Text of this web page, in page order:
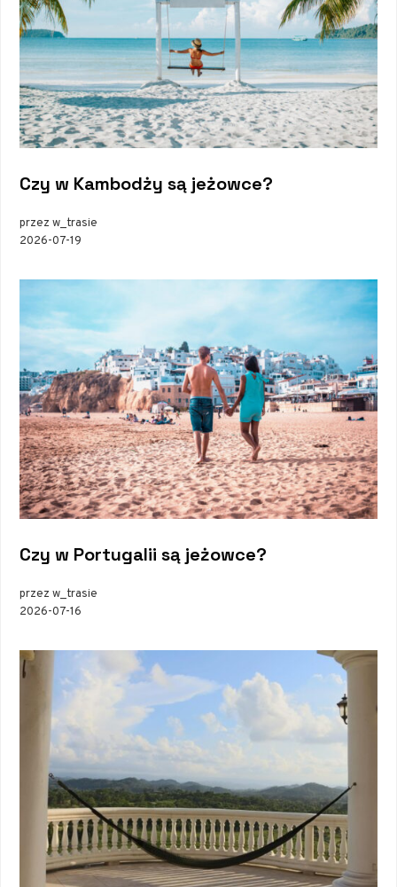
Czy w Kambodży są jeżowce?
przez w_trasie
2026-07-19
Czy w Portugalii są jeżowce?
przez w_trasie
2026-07-16